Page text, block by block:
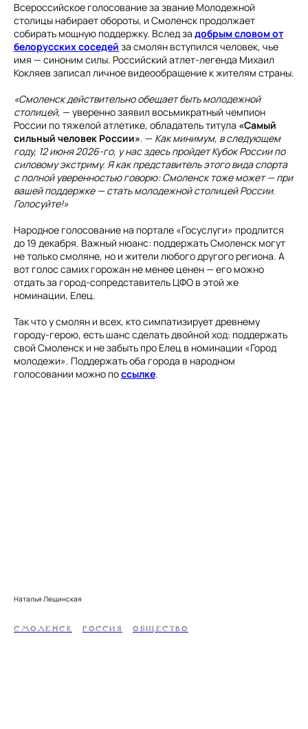
Всероссийское голосование за звание Молодежной
столицы набирает обороты, и Смоленск продолжает
собирать мощную поддержку. Вслед за добрым словом от
белорусских соседей за смолян вступился человек, чье
имя — синоним силы. Российский атлет-легенда Михаил
Кокляев записал личное видеообращение к жителям страны.
«Смоленск действительно обещает быть молодежной
столицей, — уверенно заявил восьмикратный чемпион
России по тяжелой атлетике, обладатель титула «Самый
сильный человек России». — Как минимум, в следующем
году, 12 июня 2026-го, у нас здесь пройдет Кубок России по
силовому экстриму. Я как представитель этого вида спорта
с полной уверенностью говорю: Смоленск тоже может — при
вашей поддержке — стать молодежной столицей России.
Голосуйте!»
Народное голосование на портале «Госуслуги» продлится
до 19 декабря. Важный нюанс: поддержать Смоленск могут
не только смоляне, но и жители любого другого региона. А
вот голос самих горожан не менее ценен — его можно
отдать за город-сопредставитель ЦФО в этой же
номинации, Елец.
Так что у смолян и всех, кто симпатизирует древнему
городу-герою, есть шанс сделать двойной ход: поддержать
свой Смоленск и не забыть про Елец в номинации «Город
молодежи». Поддержать оба города в народном
голосовании можно поссылке.
Наталья Лещинская
СМОЛЕНСК РОССИЯ ОБЩЕСТВО